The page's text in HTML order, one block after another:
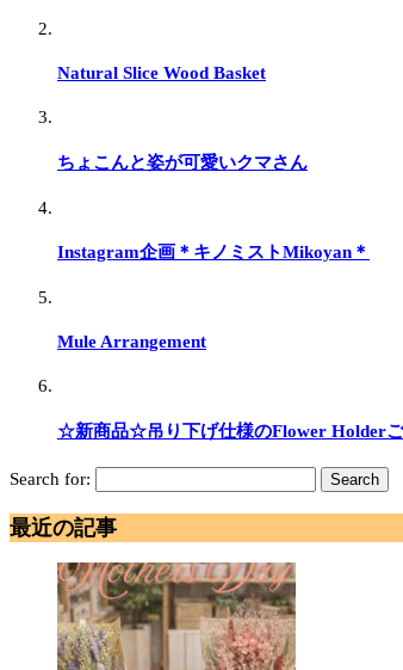
Natural Slice Wood Basket
ちょこんと姿が可愛いクマさん
Instagram企画＊キノミストMikoyan＊
Mule Arrangement
☆新商品☆吊り下げ仕様のFlower Holder
Search for:
最近の記事